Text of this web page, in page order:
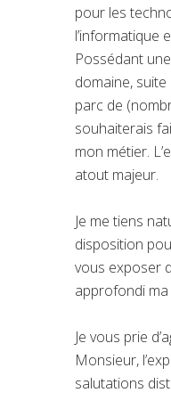
pour les
l’informatique
Possédant
domaine, suite
parc de
souhaiterais
mon métier.
atout majeur.
Je me tiens
disposition
vous exposer
approfondi
Je vous prie
Monsieur,
salutations